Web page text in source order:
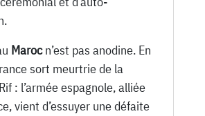
Marocn’est pas anodine. En
sort meurtrie de la
: l’armée espagnole, alliée
vient d’essuyer une défaite